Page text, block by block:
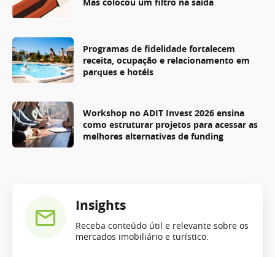
Programas de fidelidade fortalecem
receita, ocupação e relacionamento em
parques e hotéis
Workshop no ADIT Invest 2026 ensina
como estruturar projetos para acessar as
melhores alternativas de funding
Insights
Receba conteúdo útil e relevante sobre os
mercados imobiliário e turístico.